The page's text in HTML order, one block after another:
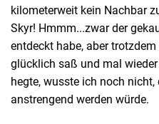
kilometerweit kein Nachbar
Skyr! Hmmm...zwar der
entdeckt habe, aber trotzdem
glücklich saß und mal
hegte, wusste ich noch
anstrengend werden würde.